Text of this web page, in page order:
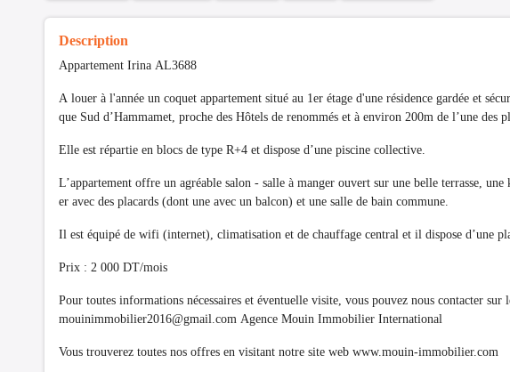
Description
Appartement Irina AL3688
A louer à l'année un coquet appartement situé au 1er étage d'une résidence gardée et
que Sud d’Hammamet, proche des Hôtels de renommés et à environ 200m de l’une des
Elle est répartie en blocs de type R+4 et dispose d’une piscine collective.
L’appartement offre un agréable salon - salle à manger ouvert sur une belle terrasse,
er avec des placards (dont une avec un balcon) et une salle de bain commune.
Il est équipé de wifi (internet), climatisation et de chauffage central et il dispose d’une
Prix : 2 000 DT/mois
Pour toutes informations nécessaires et éventuelle visite, vous pouvez nous contacter
mouinimmobilier2016@gmail.com Agence Mouin Immobilier International
Vous trouverez toutes nos offres en visitant notre site web www.mouin-immobilier.com